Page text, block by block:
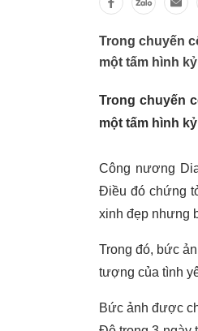
Trong chuyến
một tấm hình
Trong chuyến
một tấm hình
Công nương
Điều đó chứng
xinh đẹp nhưng
Trong đó, bức
tượng của tình
Bức ảnh được